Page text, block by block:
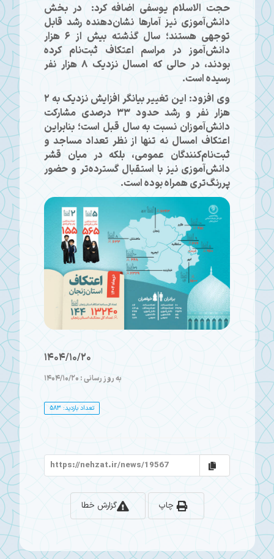
حجت الاسلام یوسفی اضافه کرد: در بخش
دانش‌آموزی نیز آمارها نشان‌دهنده رشد قابل
توجهی هستند؛ سال گذشته بیش از ۶ هزار
دانش‌آموز در مراسم اعتکاف ثبت‌نام کرده
بودند، در حالی که امسال نزدیک ۸ هزار نفر
رسیده است.
وی افزود: این تغییر بیانگر افزایش نزدیک به ۲
هزار نفر و رشد حدود ۳۳ درصدی مشارکت
دانش‌آموزان نسبت به سال قبل است؛ بنابراین
اعتکاف امسال نه تنها از نظر تعداد مساجد و
ثبت‌نام‌کنندگان عمومی، بلکه در میان قشر
دانش‌آموزی نیز با استقبال گسترده‌تر و حضور
پررنگ‌تری همراه بوده است.
1404/10/20
به روز رسانی : 1404/10/20
تعداد بازدید: 583
گزارش خطا چاپ